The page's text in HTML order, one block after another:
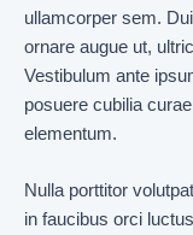
ullamcorper sem.
ornare augue ut,
Vestibulum ante
posuere cubilia
elementum.
Nulla porttitor
in faucibus orci